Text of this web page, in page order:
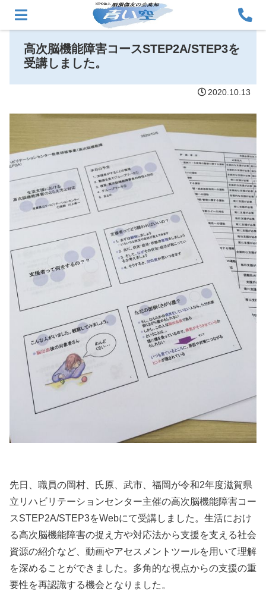
高次脳機能障害コースSTEP2A/STEP3を
受講しました。
2020.10.13
先日、職員の岡村、氏原、武市、福岡が令和2年度滋賀県
立リハビリテーションセンター主催の高次脳機能障害コー
スSTEP2A/STEP3をWebにて受講しました。生活におけ
る高次脳機能障害の捉え方や対応法から支援を支える社会
資源の紹介など、動画やアセスメントツールを用いて理解
を深めることができました。多角的な視点からの支援の重
要性を再認識する機会となりました。